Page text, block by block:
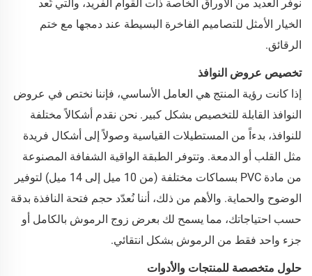
نوفر العديد من الأوراق الخاصة ذات القوام الفريد، والتي تُعد
الخيار الأمثل للتصاميم الفاخرة البسيطة عند دمجها مع ختم
الرقائق.
تخصيص عروض النوافذ
إذا كانت رؤية المنتج هي العامل الأساسي، فإننا نختص في عروض
النوافذ القابلة للتخصيص بشكل كبير. نحن نقدم أشكالاً مختلفة
للنوافذ، بدءاً من المستطيلات القياسية وصولاً إلى أشكال فريدة
مثل القلب أو الدمعة. وتتوفر الطبقة الواقية الشفافة المصنوعة
من مادة PVC بسماكات مختلفة (من 10 ميل إلى 14 ميل) لتوفير
الوضوح والحماية. والأهم من ذلك، أننا نُعدّد حجم فتحة النافذة بدقة
حسب احتياجاتك، مما يسمح لك بعرض زوج الرموش بالكامل أو
جزء واحد فقط من الرموش بشكل انتقائي.
حلول متخصصة للمنتجات والأدوات